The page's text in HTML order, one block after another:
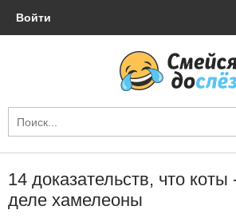
Войти
14 доказательств, что
деле хамелеоны